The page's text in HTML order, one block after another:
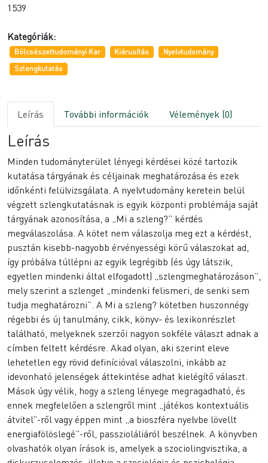
1539
Kategóriák:
Bölcsészettudományi Kar Kiárusítás
Nyelvtudomány
Szlengkutatás
Leírás További információk Vélemények (0)
Leírás
Minden tudományterület lényegi kérdései közé tartozik
kutatása tárgyának és céljainak meghatározása és ezek
időnkénti felülvizsgálata. A nyelvtudomány keretein belül
végzett szlengkutatásnak is egyik központi problémája saját
tárgyának azonosítása, a „Mi a szleng?” kérdés
megválaszolása. A kötet nem válaszolja meg ezt a kérdést,
pusztán kisebb-nagyobb érvényességi körű válaszokat ad,
így próbálva túllépni az egyik legrégibb (és úgy látszik,
egyetlen mindenki által elfogadott) „szlengmeghatározáson”,
mely szerint a szlenget „mindenki felismeri, de senki sem
tudja meghatározni”. A Mi a szleng? kötetben huszonnégy
régebbi és új tanulmány, cikk, könyv- és lexikonrészlet
található, melyeknek szerzői nagyon sokféle választ adnak a
címben feltett kérdésre. Akad olyan, aki szerint eleve
lehetetlen egy rövid definícióval válaszolni, inkább az
idevonható jelenségek áttekintése adhat kielégítő választ.
Mások úgy vélik, hogy a szleng lényege megragadható, és
ennek megfelelően a szlengről mint „játékos kontextuális
átvitel”-ről vagy éppen mint „a bioszféra nyelvbe lövellt
energiafölöslegé”-ről, passzioláliáról beszélnek. A könyvben
olvashatók olyan írások is, amelyek a szociolingvisztika, a